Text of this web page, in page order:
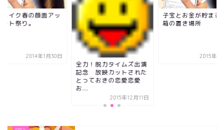
メイク春の顔面アッ
ト祭り。
2014年1月30日
全力！脱力タイムズ出演
記念 放映カットされた
とっておきの恋愛恋愛
お...
2015年12月11日
子宝とお金が貯まる
箱の置き場所
2015年7